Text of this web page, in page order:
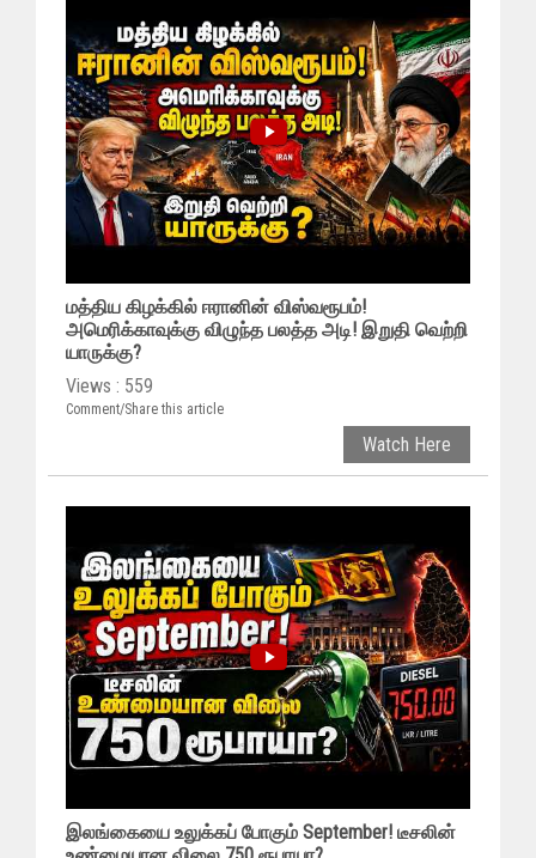
மத்திய கிழக்கில் ஈரானின் விஸ்வரூபம்!
அமெரிக்காவுக்கு விழுந்த பலத்த அடி! இறுதி வெற்றி
யாருக்கு?
Views : 559
Comment/Share this article
Watch Here
இலங்கையை உலுக்கப் போகும் September! டீசலின்